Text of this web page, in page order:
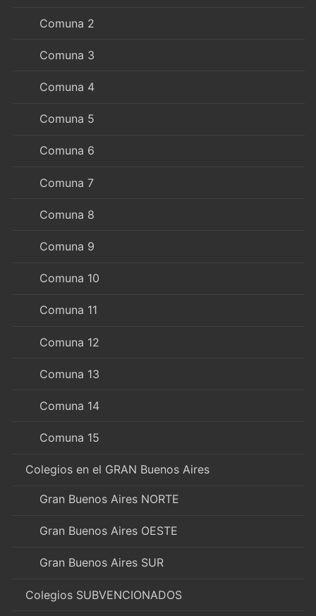
Comuna 2
Comuna 3
Comuna 4
Comuna 5
Comuna 6
Comuna 7
Comuna 8
Comuna 9
Comuna 10
Comuna 11
Comuna 12
Comuna 13
Comuna 14
Comuna 15
Colegios en el GRAN Buenos Aires
Gran Buenos Aires NORTE
Gran Buenos Aires OESTE
Gran Buenos Aires SUR
Colegios SUBVENCIONADOS